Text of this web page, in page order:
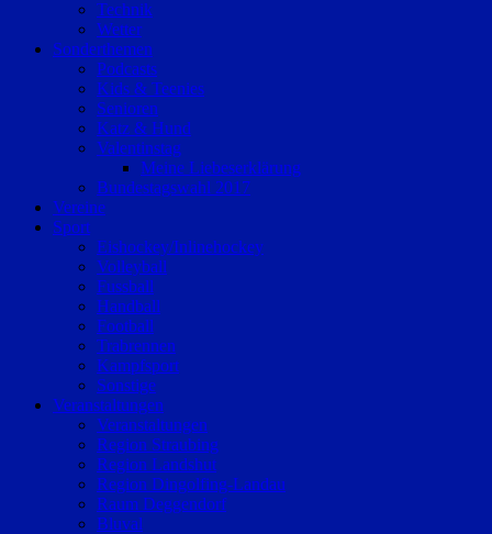
Technik
Wetter
Sonderthemen
Podcasts
Kids & Teenies
Senioren
Katz & Hund
Valentinstag
Meine Liebeserklärung
Bundestagswahl 2017
Vereine
Sport
Eishockey/Inlinehockey
Volleyball
Fussball
Handball
Football
Trabrennen
Kampfsport
Sonstige
Veranstaltungen
Veranstaltungen
Region Straubing
Region Landshut
Region Dingolfing-Landau
Raum Deggendorf
Bluval